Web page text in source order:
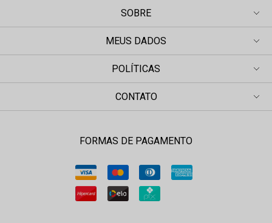
SOBRE
MEUS DADOS
POLÍTICAS
CONTATO
FORMAS DE PAGAMENTO